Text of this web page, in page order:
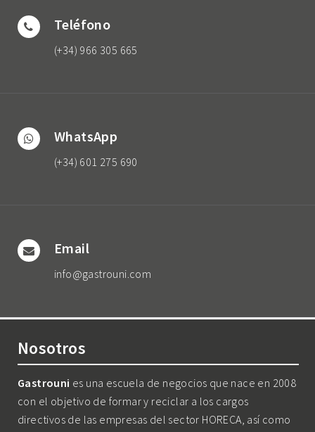
Teléfono
(+34) 966 305 665
WhatsApp
(+34) 601 275 690
Email
info@gastrouni.com
Nosotros
Gastrouni es una escuela de negocios que nace en 2008
con el objetivo de formar y reciclar a los cargos
directivos de las empresas del sector HORECA, así como